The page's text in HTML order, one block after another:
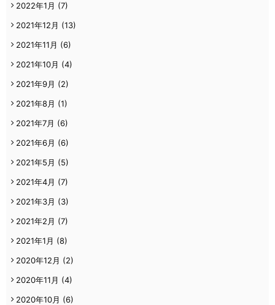
2022年1月 (7)
2021年12月 (13)
2021年11月 (6)
2021年10月 (4)
2021年9月 (2)
2021年8月 (1)
2021年7月 (6)
2021年6月 (6)
2021年5月 (5)
2021年4月 (7)
2021年3月 (3)
2021年2月 (7)
2021年1月 (8)
2020年12月 (2)
2020年11月 (4)
2020年10月 (6)